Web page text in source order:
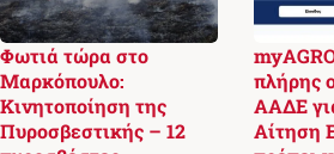
Φωτιά τώρα στο
Μαρκόπουλο:
Κινητοποίηση της
Πυροσβεστικής – 12
πλήρης
ΑΑΔΕ
Αίτηση